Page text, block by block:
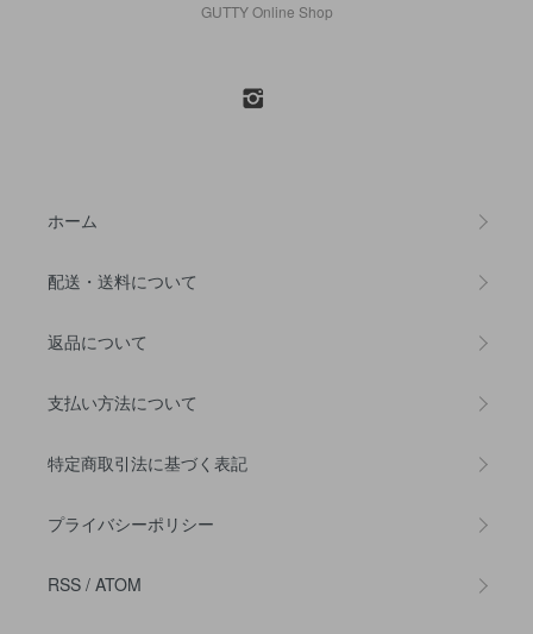
GUTTY Online Shop
ホーム
配送・送料について
返品について
支払い方法について
特定商取引法に基づく表記
プライバシーポリシー
RSS / ATOM